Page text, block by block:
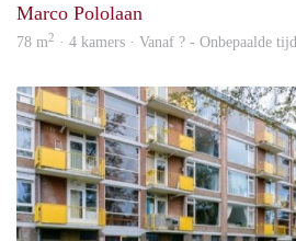
Marco Pololaan
78 m2 · 4 kamers · Vanaf ? - Onbepaalde tijd